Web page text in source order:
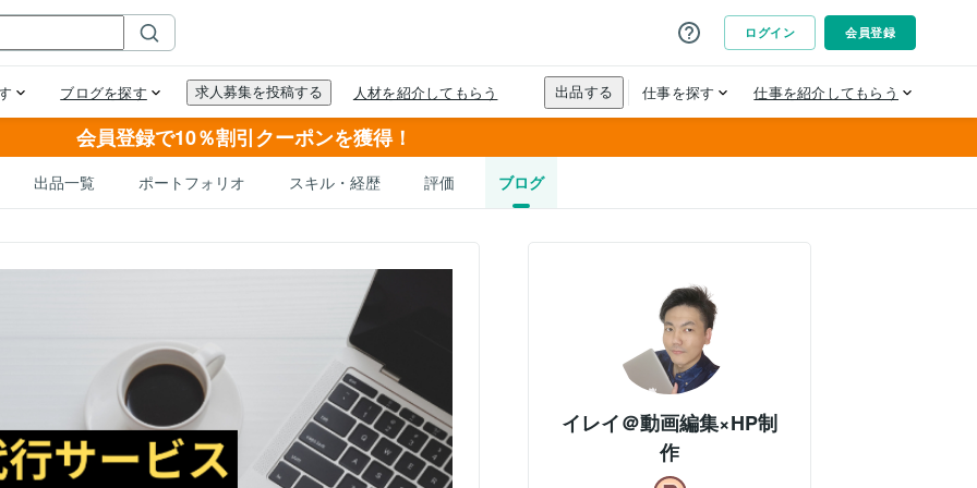
会員登録で10％割引クーポンを獲得！
出品一覧 ポートフォリオ スキル・経歴 評価 ブログ
イレイ＠動画編集×HP制
作